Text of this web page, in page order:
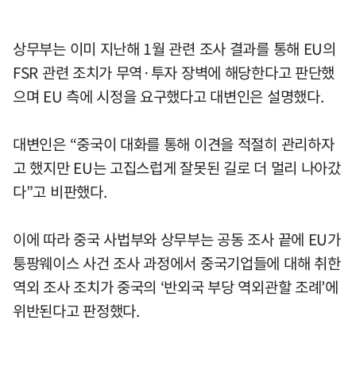
상무부는 이미 지난해 1월 관련 조사 결과를 통해 EU의
FSR 관련 조치가 무역·투자 장벽에 해당한다고 판단했
으며 EU 측에 시정을 요구했다고 대변인은 설명했다.
대변인은 “중국이 대화를 통해 이견을 적절히 관리하자
고 했지만 EU는 고집스럽게 잘못된 길로 더 멀리 나아갔
다”고 비판했다.
이에 따라 중국 사법부와 상무부는 공동 조사 끝에 EU가
퉁팡웨이스 사건 조사 과정에서 중국기업들에 대해 취한
역외 조사 조치가 중국의 ‘반외국 부당 역외관할 조례’에
위반된다고 판정했다.